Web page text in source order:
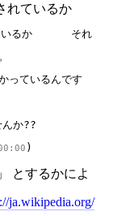
れているか
るか      それ
っているんです
んか??
)
とするかによ
ja.wikipedia.org/